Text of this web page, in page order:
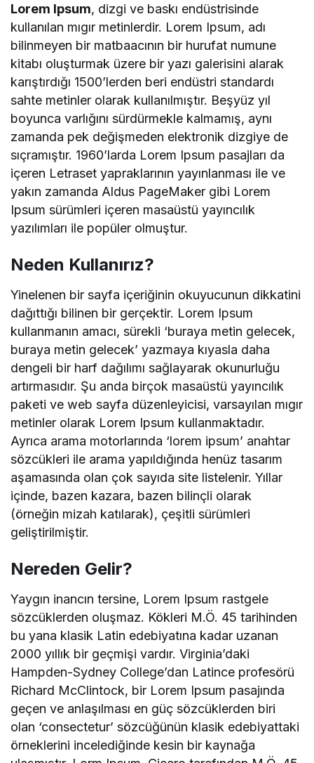
Lorem Ipsum, dizgi ve baskı endüstrisinde
kullanılan mıgır metinlerdir. Lorem Ipsum, adı
bilinmeyen bir matbaacının bir hurufat numune
kitabı oluşturmak üzere bir yazı galerisini alarak
karıştırdığı 1500’lerden beri endüstri standardı
sahte metinler olarak kullanılmıştır. Beşyüz yıl
boyunca varlığını sürdürmekle kalmamış, aynı
zamanda pek değişmeden elektronik dizgiye de
sıçramıştır. 1960’larda Lorem Ipsum pasajları da
içeren Letraset yapraklarının yayınlanması ile ve
yakın zamanda Aldus PageMaker gibi Lorem
Ipsum sürümleri içeren masaüstü yayıncılık
yazılımları ile popüler olmuştur.
Neden Kullanırız?
Yinelenen bir sayfa içeriğinin okuyucunun dikkatini
dağıttığı bilinen bir gerçektir. Lorem Ipsum
kullanmanın amacı, sürekli ‘buraya metin gelecek,
buraya metin gelecek’ yazmaya kıyasla daha
dengeli bir harf dağılımı sağlayarak okunurluğu
artırmasıdır. Şu anda birçok masaüstü yayıncılık
paketi ve web sayfa düzenleyicisi, varsayılan mıgır
metinler olarak Lorem Ipsum kullanmaktadır.
Ayrıca arama motorlarında ‘lorem ipsum’ anahtar
sözcükleri ile arama yapıldığında henüz tasarım
aşamasında olan çok sayıda site listelenir. Yıllar
içinde, bazen kazara, bazen bilinçli olarak
(örneğin mizah katılarak), çeşitli sürümleri
geliştirilmiştir.
Nereden Gelir?
Yaygın inancın tersine, Lorem Ipsum rastgele
sözcüklerden oluşmaz. Kökleri M.Ö. 45 tarihinden
bu yana klasik Latin edebiyatına kadar uzanan
2000 yıllık bir geçmişi vardır. Virginia’daki
Hampden-Sydney College’dan Latince profesörü
Richard McClintock, bir Lorem Ipsum pasajında
geçen ve anlaşılması en güç sözcüklerden biri
olan ‘consectetur’ sözcüğünün klasik edebiyattaki
örneklerini incelediğinde kesin bir kaynağa